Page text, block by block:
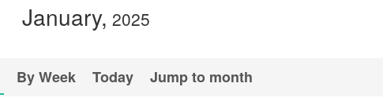
January, 2025
By Week Today Jump to month